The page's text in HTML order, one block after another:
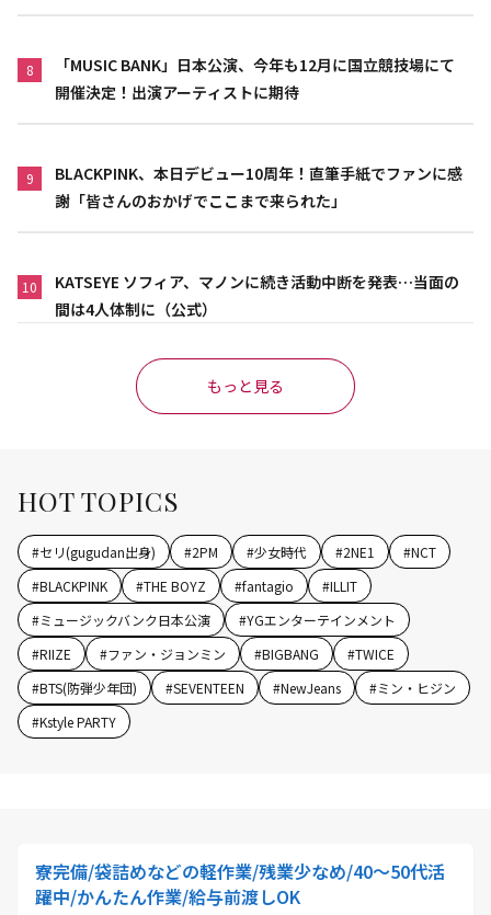
8
「MUSIC BANK」日本公演、今年も12月に国立競技場にて
開催決定！出演アーティストに期待
9
BLACKPINK、本日デビュー10周年！直筆手紙でファンに感
謝「皆さんのおかげでここまで来られた」
10
KATSEYE ソフィア、マノンに続き活動中断を発表…当面の
間は4人体制に（公式）
もっと見る
HOT TOPICS
#セリ(gugudan出身) #2PM #少女時代 #2NE1 #NCT
#BLACKPINK #THE BOYZ #fantagio #ILLIT
#ミュージックバンク日本公演 #YGエンターテインメント
#RIIZE #ファン・ジョンミン #BIGBANG #TWICE
#BTS(防弾少年団) #SEVENTEEN #NewJeans #ミン・ヒジン
#Kstyle PARTY
寮完備/袋詰めなどの軽作業/残業少なめ/40～50代活
躍中/かんたん作業/給与前渡しOK